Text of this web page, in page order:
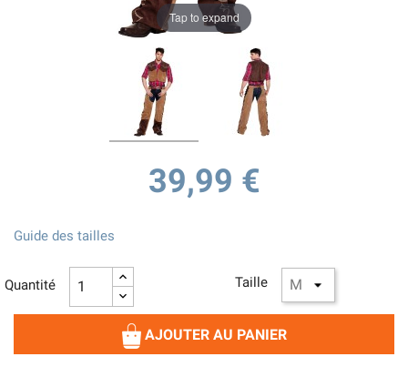
Tap to expand
39,99 €
Taille
Guide des tailles
Quantité
AJOUTER AU PANIER